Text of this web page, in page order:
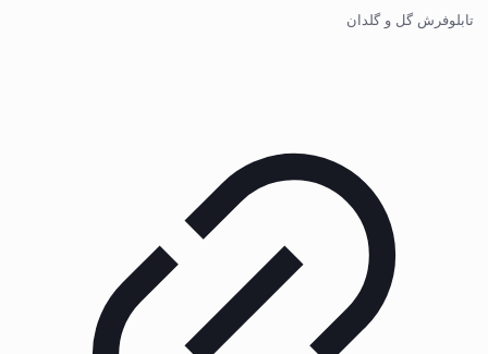
تابلوفرش گل و گلدان